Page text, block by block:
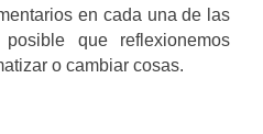
en cada una de las
que reflexionemos
o cambiar cosas.